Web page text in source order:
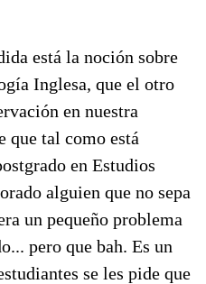
está la noción sobre
Inglesa, que el otro
en nuestra
que tal como está
en Estudios
alguien que no sepa
un pequeño problema
pero que bah. Es un
se les pide que